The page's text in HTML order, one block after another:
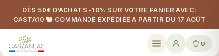
DÈS 50€ D’ACHATS -10% SUR VOTRE PANIER AVEC:
CASTA10 🐿️ COMMANDE EXPÉDIÉE À PARTIR DU 17 AOÛT
0